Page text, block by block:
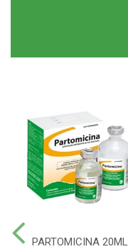
PARTOMICINA 20ML